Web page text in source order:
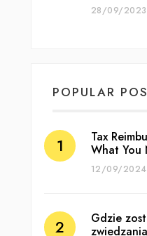
28/09/2023
POPULAR
Tax
What You
12/09/2024
Gdzie